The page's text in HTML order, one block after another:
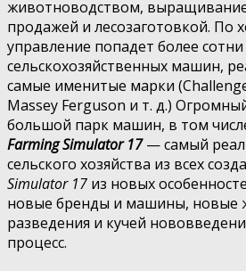
животноводством,
продажей и лесозаготовкой. По
управление попадет более сотни
сельскохозяйственных машин,
самые именитые марки
Massey Ferguson и т. д.)
большой парк машин, в том
Farming Simulator 17 — самый
сельского хозяйства из всех
Simulator 17 из новых
новые бренды и машины, новые
разведения и кучей
процесс.